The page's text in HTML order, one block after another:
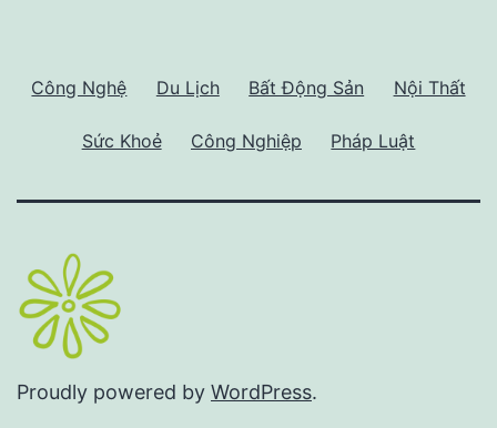
Công Nghệ Du Lịch Bất Động Sản Nội Thất
Sức Khoẻ Công Nghiệp Pháp Luật
Proudly powered by WordPress.